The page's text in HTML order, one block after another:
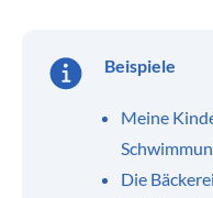
Beispiele
Meine
Die